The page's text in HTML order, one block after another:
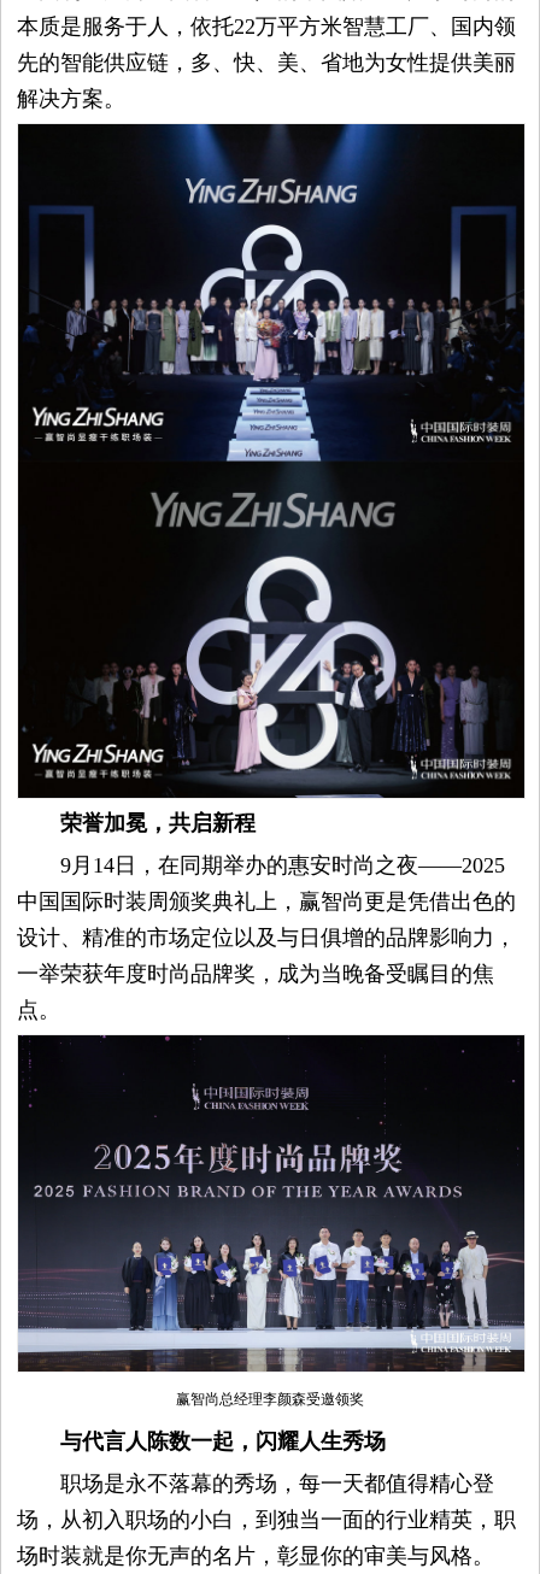
本质是服务于人，依托22万平方米智慧工厂、国内领
先的智能供应链，多、快、美、省地为女性提供美丽
解决方案。
荣誉加冕，共启新程
9月14日，在同期举办的惠安时尚之夜——2025
中国国际时装周颁奖典礼上，赢智尚更是凭借出色的
设计、精准的市场定位以及与日俱增的品牌影响力，
一举荣获年度时尚品牌奖，成为当晚备受瞩目的焦
点。
赢智尚总经理李颜森受邀领奖
与代言人陈数一起，闪耀人生秀场
职场是永不落幕的秀场，每一天都值得精心登
场，从初入职场的小白，到独当一面的行业精英，职
场时装就是你无声的名片，彰显你的审美与风格。